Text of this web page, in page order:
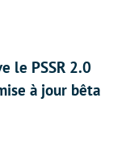
le PSSR 2.0
à jour bêta